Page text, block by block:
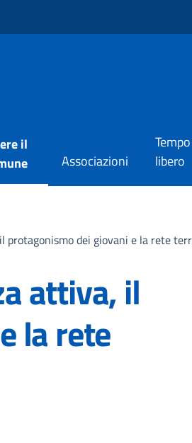
il
Associazioni
Tempo
libero
protagonismo dei giovani e la rete
attiva, il
la rete